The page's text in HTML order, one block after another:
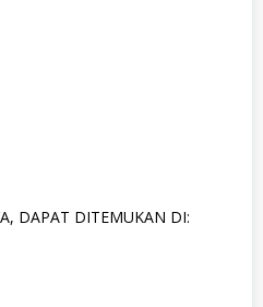
DAPAT DITEMUKAN DI: